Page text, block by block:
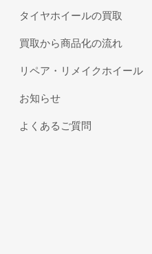
タイヤホイールの買取
買取から商品化の流れ
リペア・リメイクホイール
お知らせ
よくあるご質問